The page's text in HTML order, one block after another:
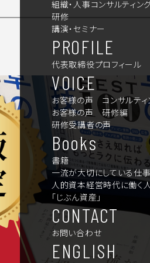
組織・人事コンサルティン
研修
講演・セミナー
PROFILE
代表取締役プロフィール
VOICE
お客様の声 コンサルティ
お客様の声 研修編
研修受講者の声
Books
書籍
一流が大切にしている仕
人的資本経営時代に働く
「じぶん資産」
CONTACT
お問い合わせ
ENGLISH